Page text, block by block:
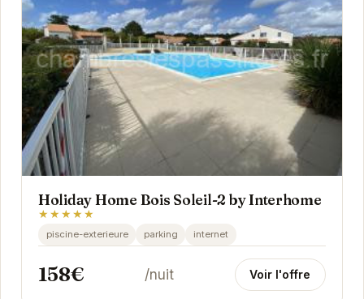
Holiday Home Bois Soleil-2 by Interhome
★★★★★
piscine-exterieure parking internet
158€ /nuit Voir l'offre